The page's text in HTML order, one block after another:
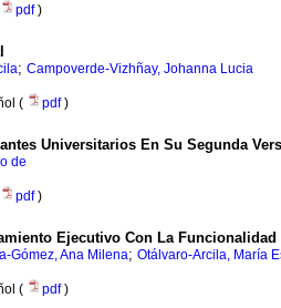
pdf)
; Campoverde-Vizhñay, Johanna Lucia
( pdf)
Universitarios En Su Segunda
de
pdf)
Ejecutivo Con La
Gómez, Ana Milena; Otálvaro-Arcila, María
( pdf)